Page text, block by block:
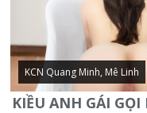
KCN Quang Minh, Mê Linh